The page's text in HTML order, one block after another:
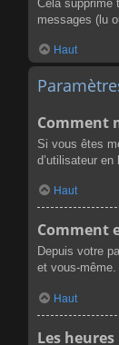
Cela supprime
messages (lu
Haut
Comment
Si vous êtes
d’utilisateur
Haut
Comment
Depuis votre
et vous-
Haut
Les